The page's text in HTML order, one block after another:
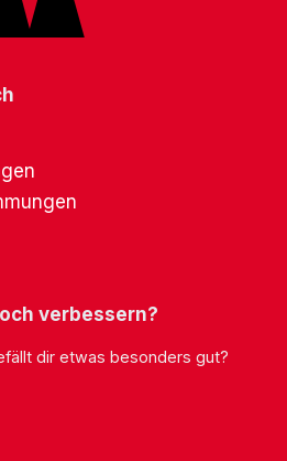
verbessern?
dir etwas besonders gut?